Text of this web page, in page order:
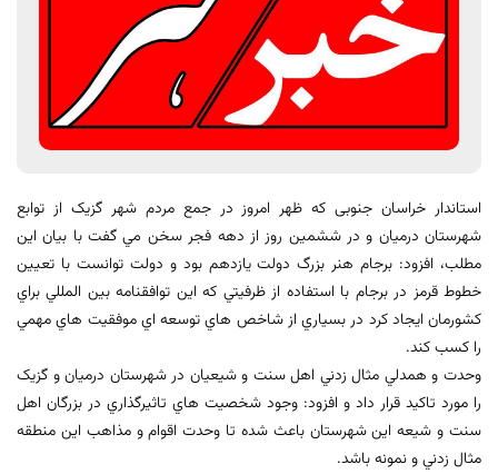
استاندار خراسان جنوبی که ظهر امروز در جمع مردم شهر گزیک از توابع
شهرستان درمیان و در ششمين روز از دهه فجر سخن مي گفت با بيان اين
مطلب، افزود: برجام هنر بزرگ دولت يازدهم بود و دولت توانست با تعيين
خطوط قرمز در برجام با استفاده از ظرفيتي که اين توافقنامه بين المللي براي
كشورمان ايجاد كرد در بسياري از شاخص هاي توسعه اي موفقيت هاي مهمي
را كسب كند.
وحدت و همدلي مثال زدني اهل سنت و شيعيان در شهرستان درميان و گزيک
را مورد تاکيد قرار داد و افزود: وجود شخصيت هاي تاثيرگذاري در بزرگان اهل
سنت و شيعه اين شهرستان باعث شده تا وحدت اقوام و مذاهب اين منطقه
مثال زدني و نمونه باشد.